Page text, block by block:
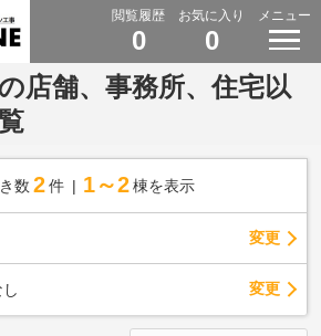
閲覧履歴
0
お気に入り
0
メニュー
店舗、事務所、住宅以
数 2 件 1～2 棟を表示
変更
変更